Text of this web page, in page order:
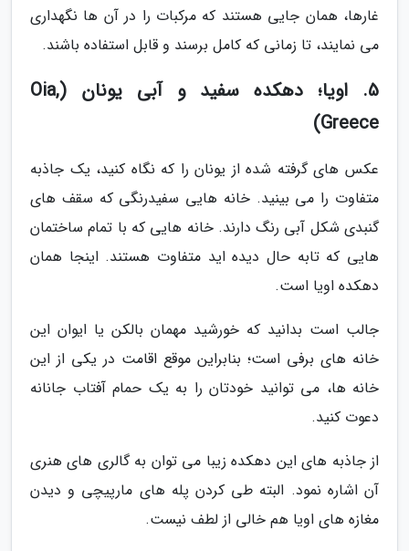
غارها، همان جایی هستند که مرکبات را در آن ها نگهداری
می نمایند، تا زمانی که کامل برسند و قابل استفاده باشند.
5. اویا؛ دهکده سفید و آبی یونان (Oia,
Greece)
عکس های گرفته شده از یونان را که نگاه کنید، یک جاذبه
متفاوت را می بینید. خانه هایی سفیدرنگی که سقف های
گنبدی شکل آبی رنگ دارند. خانه هایی که با تمام ساختمان
هایی که تابه حال دیده اید متفاوت هستند. اینجا همان
دهکده اویا است.
جالب است بدانید که خورشید مهمان بالکن یا ایوان این
خانه های برفی است؛ بنابراین موقع اقامت در یکی از این
خانه ها، می توانید خودتان را به یک حمام آفتاب جانانه
دعوت کنید.
از جاذبه های این دهکده زیبا می توان به گالری های هنری
آن اشاره نمود. البته طی کردن پله های مارپیچی و دیدن
مغازه های اویا هم خالی از لطف نیست.